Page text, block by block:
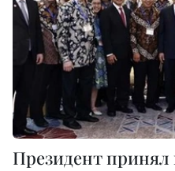
Президент принял